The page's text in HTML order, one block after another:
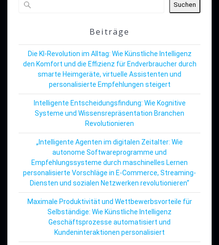
Suchen
Beiträge
Die KI-Revolution im Alltag: Wie Künstliche Intelligenz
den Komfort und die Effizienz für Endverbraucher durch
smarte Heimgeräte, virtuelle Assistenten und
personalisierte Empfehlungen steigert
Intelligente Entscheidungsfindung: Wie Kognitive
Systeme und Wissensrepräsentation Branchen
Revolutionieren
„Intelligente Agenten im digitalen Zeitalter: Wie
autonome Softwareprogramme und
Empfehlungssysteme durch maschinelles Lernen
personalisierte Vorschläge in E-Commerce, Streaming-
Diensten und sozialen Netzwerken revolutionieren“
Maximale Produktivität und Wettbewerbsvorteile für
Selbständige: Wie Künstliche Intelligenz
Geschäftsprozesse automatisiert und
Kundeninteraktionen personalisiert